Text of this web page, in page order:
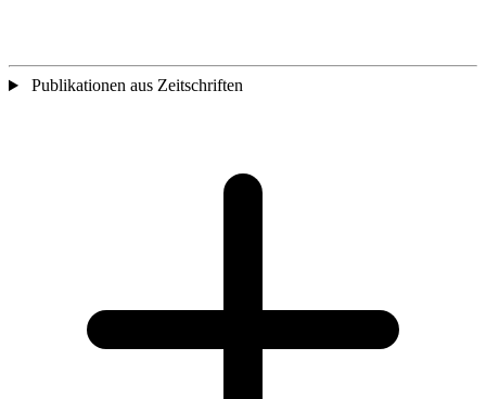
Publikationen aus Zeitschriften